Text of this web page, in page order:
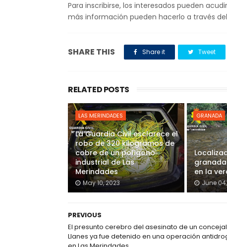
Para inscribirse, los interesados pueden
más información pueden hacerlo a través
SHARE THIS Share it Tweet
RELATED POSTS
LAS MERINDADES
La Guardia Civil esclarece el
robo de 320 kilogramos de
cobre de un polígono
industrial de Las
Merindades
May 10, 2023
GRANADA
granada
en la
June
PREVIOUS
El presunto cerebro del asesinato de un
Llanes ya fue detenido en una operación